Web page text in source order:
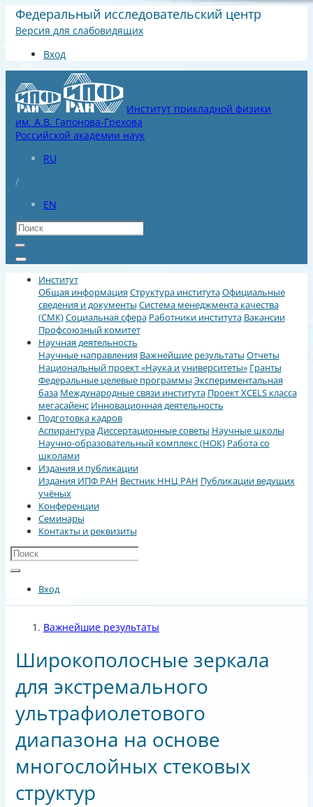
Федеральный исследовательский центр
Версия для слабовидящих
Вход
Институт прикладной физики
им. А.В. Гапонова-Грехова
Российской академии наук
RU
/
EN
Институт
Общая информацияСтруктура институтаОфициальные
сведения и документы Система менеджмента качества
(СМК)Социальная сфера Работники института Вакансии
Профсоюзный комитет
Научная деятельность
Научные направления Важнейшие результаты Отчеты
Национальный проект «Наука и университеты» Гранты
Федеральные целевые программы Экспериментальная
база Международные связи института Проект XCELS класса
мегасайенс Инновационная деятельность
Подготовка кадров
АспирантураДиссертационные советы Научные школы
Научно-образовательный комплекс (НОК) Работа со
школами
Издания и публикации
Издания ИПФ РАН Вестник ННЦ РАН Публикации ведущих
учёных
Конференции
Семинары
Контакты и реквизиты
Вход
Важнейшие результаты
Широкополосные зеркала
для экстремального
ультрафиолетового
диапазона на основе
многослойных стековых
структур